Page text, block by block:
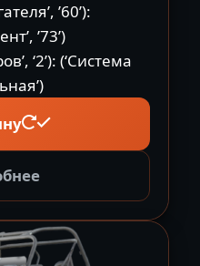
’60’):
’73’)
‘2’): (‘Система